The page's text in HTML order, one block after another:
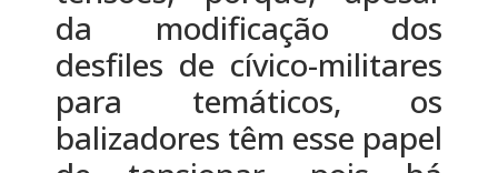
da modificação dos
desfiles de cívico-militares
para temáticos, os
balizadores têm esse papel